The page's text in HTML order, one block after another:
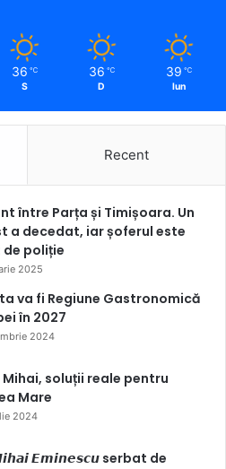
36 ℃
S
36 ℃
D
39 ℃
lun
Recent
între Parța și Timișoara. Un
a decedat, iar șoferul este
poliție
2025
va fi Regiune Gastronomică
în 2027
2024
soluții reale pentru
Mare
2024
𝙀𝙢𝙞𝙣𝙚𝙨𝙘𝙪 serbat de